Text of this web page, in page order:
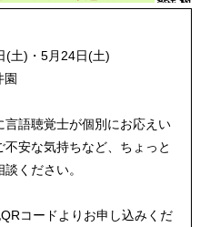
(土)・5月24日(土)
園
言語聴覚士が個別にお応えい
安な気持ちなど、ちょっと
ください。
コードよりお申し込みくだ